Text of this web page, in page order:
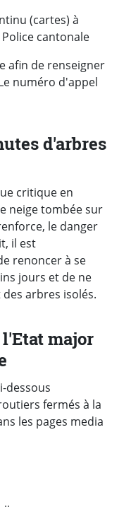
(cartes) à
cantonale
afin de renseigner
numéro d'appel
d'arbres
critique en
neige tombée sur
le danger
il est
renoncer à se
jours et de ne
arbres isolés.
major
dessous
fermés à la
les pages media